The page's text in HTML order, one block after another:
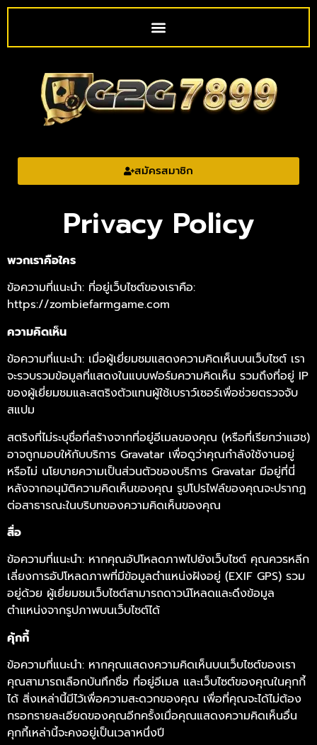
สมัครสมาชิก
Privacy Policy
พวกเราคือใคร
ข้อความที่แนะนำ: ที่อยู่เว็บไซต์ของเราคือ:
https://zombiefarmgame.com
ความคิดเห็น
ข้อความที่แนะนำ: เมื่อผู้เยี่ยมชมแสดงความคิดเห็นบนเว็บไซต์ เรา
จะรวบรวมข้อมูลที่แสดงในแบบฟอร์มความคิดเห็น รวมถึงที่อยู่ IP
ของผู้เยี่ยมชมและสตริงตัวแทนผู้ใช้เบราว์เซอร์เพื่อช่วยตรวจจับ
สแปม
สตริงที่ไม่ระบุชื่อที่สร้างจากที่อยู่อีเมลของคุณ (หรือที่เรียกว่าแฮช)
อาจถูกมอบให้กับบริการ Gravatar เพื่อดูว่าคุณกำลังใช้งานอยู่
หรือไม่ นโยบายความเป็นส่วนตัวของบริการ Gravatar มีอยู่ที่นี่
หลังจากอนุมัติความคิดเห็นของคุณ รูปโปรไฟล์ของคุณจะปรากฏ
ต่อสาธารณะในบริบทของความคิดเห็นของคุณ
สื่อ
ข้อความที่แนะนำ: หากคุณอัปโหลดภาพไปยังเว็บไซต์ คุณควรหลีก
เลี่ยงการอัปโหลดภาพที่มีข้อมูลตำแหน่งฝังอยู่ (EXIF GPS) รวม
อยู่ด้วย ผู้เยี่ยมชมเว็บไซต์สามารถดาวน์โหลดและดึงข้อมูล
ตำแหน่งจากรูปภาพบนเว็บไซต์ได้
คุ้กกี้
ข้อความที่แนะนำ: หากคุณแสดงความคิดเห็นบนเว็บไซต์ของเรา
คุณสามารถเลือกบันทึกชื่อ ที่อยู่อีเมล และเว็บไซต์ของคุณในคุกกี้
ได้ สิ่งเหล่านี้มีไว้เพื่อความสะดวกของคุณ เพื่อที่คุณจะได้ไม่ต้อง
กรอกรายละเอียดของคุณอีกครั้งเมื่อคุณแสดงความคิดเห็นอื่น
คุกกี้เหล่านี้จะคงอยู่เป็นเวลาหนึ่งปี